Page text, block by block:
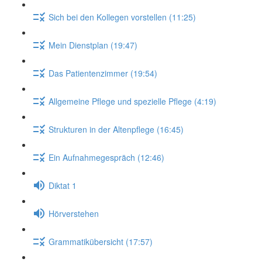
Sich bei den Kollegen vorstellen (11:25)
Mein Dienstplan (19:47)
Das Patientenzimmer (19:54)
Allgemeine Pflege und spezielle Pflege (4:19)
Strukturen in der Altenpflege (16:45)
Ein Aufnahmegespräch (12:46)
Diktat 1
Hörverstehen
Grammatikübersicht (17:57)